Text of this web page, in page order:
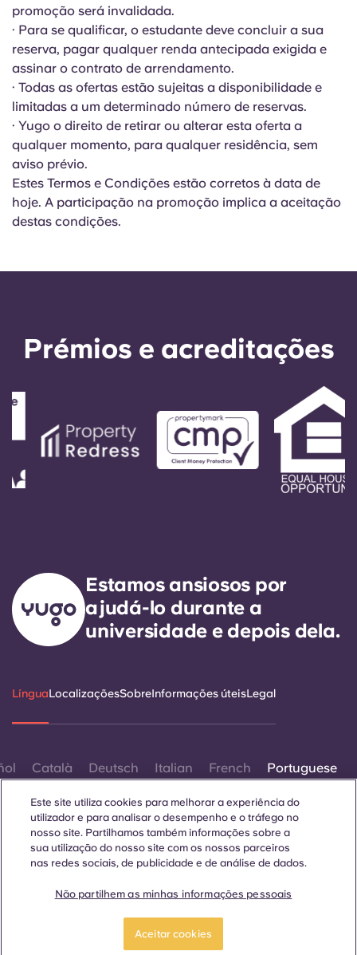
promoção será invalidada.
· Para se qualificar, o estudante deve concluir a sua
reserva, pagar qualquer renda antecipada exigida e
assinar o contrato de arrendamento.
· Todas as ofertas estão sujeitas a disponibilidade e
limitadas a um determinado número de reservas.
· Yugo o direito de retirar ou alterar esta oferta a
qualquer momento, para qualquer residência, sem
aviso prévio.
Estes Termos e Condições estão corretos à data de
hoje. A participação na promoção implica a aceitação
destas condições.
Prémios e acreditações
Estamos ansiosos por
ajudá-lo durante a
universidade e depois dela.
LínguaLocalizaçõesSobreInformações úteisLegal
Català Deutsch Italian French Portuguese
Este site utiliza cookies para melhorar a experiência do
utilizador e para analisar o desempenho e o tráfego no
nosso site. Partilhamos também informações sobre a
sua utilização do nosso site com os nossos parceiros
nas redes sociais, de publicidade e de análise de dados.
Não partilhem as minhas informações pessoais
Aceitar cookies